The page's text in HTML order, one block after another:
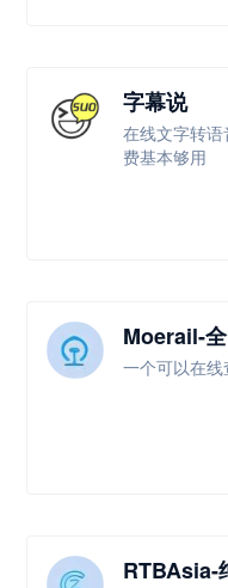
字幕说
在线文字转
费基本够用
Moerail-
一个可以在
RTBAsia-